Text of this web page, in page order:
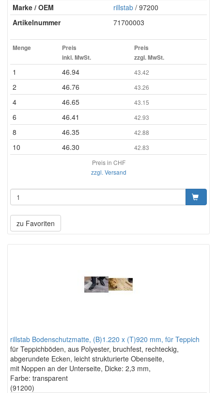
Marke / OEM
rillstab / 97200
Artikelnummer
71700003
Menge
Preis
inkl. MwSt.
Preis
zzgl. MwSt.
1 46.94 43.42
2 46.76 43.26
4 46.65 43.15
6 46.41 42.93
8 46.35 42.88
10 46.30
42.83
Preis in CHF
zzgl. Versand
zu Favoriten
rillstab Bodenschutzmatte, (B)1.220 x (T)920 mm, für Teppich
für Teppichböden, aus Polyester, bruchfest, rechteckig,
abgerundete Ecken, leicht strukturierte Obenseite,
mit Noppen an der Unterseite, Dicke: 2,3 mm,
Farbe: transparent
(91200)